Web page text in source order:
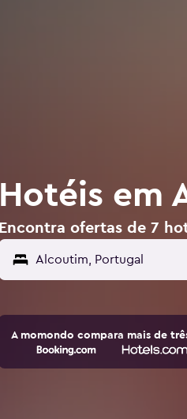
Hotéis em
Encontra ofertas de 7
A momondo compara mais de